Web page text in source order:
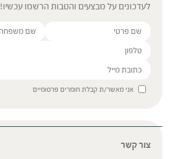
לעדכונים על מבצעים והטבות הרשמו עכשיו!
Please leave this field empty.
אני מאשר/ת קבלת חומרים פרסומיים
צור קשר